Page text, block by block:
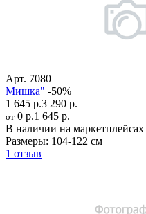
Арт. 7080
Мишка" -50%
1 645 р.3 290 р.
от 0 р.1 645 р.
В наличии на маркетплейсах
Размеры: 104-122 см
1 отзыв